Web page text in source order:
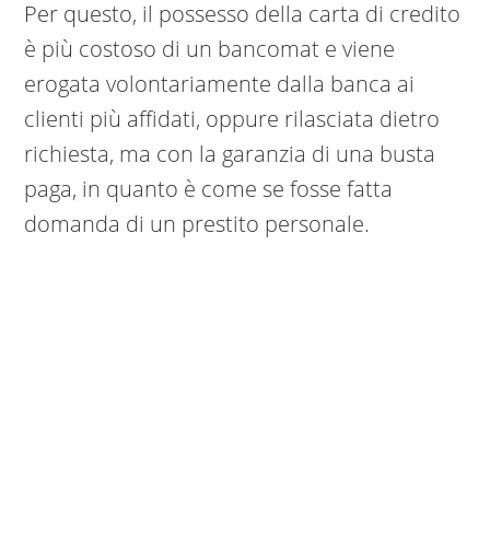
Per questo, il possesso della carta di credito
è più costoso di un bancomat e viene
erogata volontariamente dalla banca ai
clienti più affidati, oppure rilasciata dietro
richiesta, ma con la garanzia di una busta
paga, in quanto è come se fosse fatta
domanda di un prestito personale.